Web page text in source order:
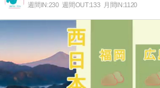
週間IN:230 週間OUT:133 月間IN:1120